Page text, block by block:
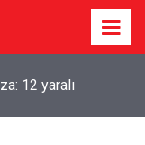
üzerinde oyla